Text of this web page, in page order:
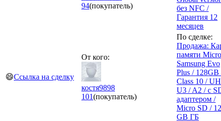
94(покупатель)
без NFC /
Гарантия 12
месяцев
😄Ссылка на сделку
От кого:
костя9898
101(покупатель)
По сделке:
Продажа:
памяти
Samsung Evo
Plus / 128GB
Class 10 /
U3 / A2 / с
адаптером /
Micro SD /
GB ГБ